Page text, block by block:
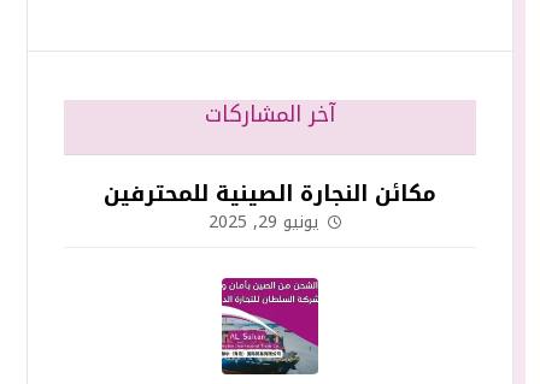
آخر المشاركات
مكائن النجارة الصينية للمحترفين
يونيو 29, 2025